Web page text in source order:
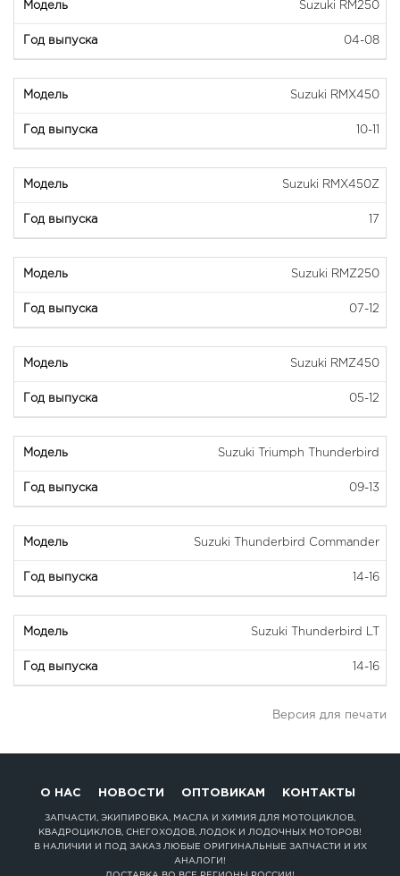
Suzuki RM250
04-08
Suzuki RMX450
10-11
Suzuki RMX450Z
17
Suzuki RMZ250
07-12
Suzuki RMZ450
05-12
Suzuki Triumph Thunderbird
09-13
Suzuki Thunderbird Commander
14-16
Suzuki Thunderbird LT
14-16
Версия для печати
О НАС НОВОСТИ ОПТОВИКАМ КОНТАКТЫ
ЗАПЧАСТИ, ЭКИПИРОВКА, МАСЛА И ХИМИЯ ДЛЯ МОТОЦИКЛОВ,
КВАДРОЦИКЛОВ, СНЕГОХОДОВ, ЛОДОК И ЛОДОЧНЫХ МОТОРОВ!
В НАЛИЧИИ И ПОД ЗАКАЗ ЛЮБЫЕ ОРИГИНАЛЬНЫЕ ЗАПЧАСТИ И ИХ
АНАЛОГИ!